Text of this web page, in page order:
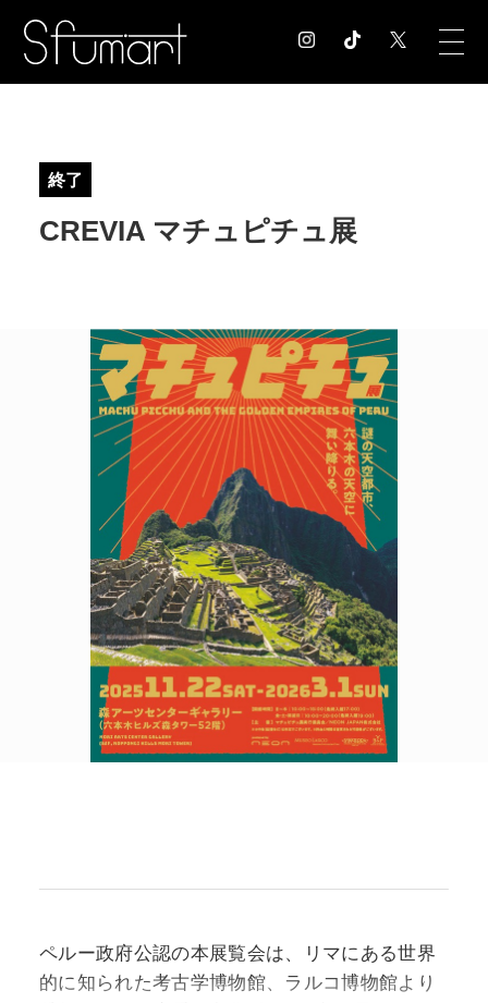
EXHIBITION 展覧会情報
NEWS お知らせ
CONTACT お問合せ
POLICY COMPANY
終了
CREVIA マチュピチュ展
ペルー政府公認の本展覧会は、リマにある世界
的に知られた考古学博物館、ラルコ博物館より